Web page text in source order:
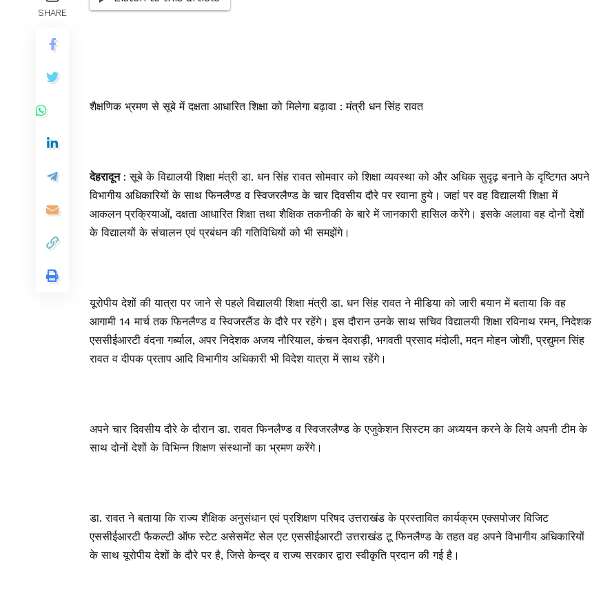
SHARE
शैक्षणिक भ्रमण से सूबे में दक्षता आधारित शिक्षा को मिलेगा बढ़ावा : मंत्री धन सिंह रावत
देहरादून: सूबे के विद्यालयी शिक्षा मंत्री डा. धन सिंह रावत सोमवार को शिक्षा व्यवस्था को और अधिक सुदृढ़ बनाने के दृष्टिगत अपने
विभागीय अधिकारियों के साथ फिनलैण्ड व स्विजरलैण्ड के चार दिवसीय दौरे पर रवाना हुये। जहां पर वह विद्यालयी शिक्षा में
आकलन प्रक्रियाओं, दक्षता आधारित शिक्षा तथा शैक्षिक तकनीकी के बारे में जानकारी हासिल करेंगे। इसके अलावा वह दोनों देशों
के विद्यालयों के संचालन एवं प्रबंधन की गतिविधियों को भी समझेंगे।
यूरोपीय देशों की यात्रा पर जाने से पहले विद्यालयी शिक्षा मंत्री डा. धन सिंह रावत ने मीडिया को जारी बयान में बताया कि वह
आगामी 14 मार्च तक फिनलैण्ड व स्विजरलैंड के दौरे पर रहेंगे। इस दौरान उनके साथ सचिव विद्यालयी शिक्षा रविनाथ रमन, निदेशक
एससीईआरटी वंदना गर्ब्याल, अपर निदेशक अजय नौरियाल, कंचन देवराड़ी, भगवती प्रसाद मंदोली, मदन मोहन जोशी, प्रद्युमन सिंह
रावत व दीपक प्रताप आदि विभागीय अधिकारी भी विदेश यात्रा में साथ रहेंगे।
अपने चार दिवसीय दौरे के दौरान डा. रावत फिनलैण्ड व स्विजरलैण्ड के एजुकेशन सिस्टम का अध्ययन करने के लिये अपनी टीम के
साथ दोनों देशों के विभिन्न शिक्षण संस्थानों का भ्रमण करेंगे।
डा. रावत ने बताया कि राज्य शैक्षिक अनुसंधान एवं प्रशिक्षण परिषद उत्तराखंड के प्रस्तावित कार्यक्रम एक्सपोजर विजिट
एससीईआरटी फैकल्टी ऑफ स्टेट असेसमेंट सेल एट एससीईआरटी उत्तराखंड टू फिनलैण्ड के तहत वह अपने विभागीय अधिकारियों
के साथ यूरोपीय देशों के दौरे पर है, जिसे केन्द्र व राज्य सरकार द्वारा स्वीकृति प्रदान की गई है।